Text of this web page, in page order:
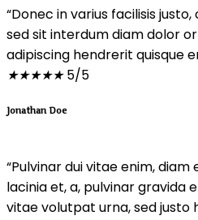
“Donec in varius facilisis
sed sit interdum diam dolor
adipiscing hendrerit quisque
★★★★★5/5
Jonathan Doe
“Pulvinar dui vitae enim,
lacinia et, a, pulvinar gravida
vitae volutpat urna, sed justo